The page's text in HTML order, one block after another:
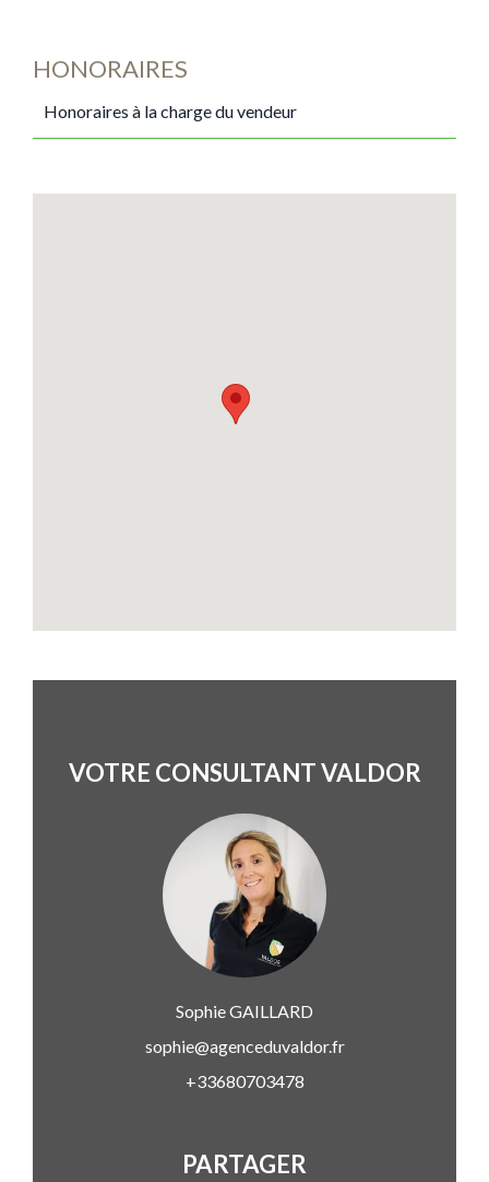
HONORAIRES
Honoraires à la charge du vendeur
VOTRE CONSULTANT VALDOR
SophieGAILLARD
sophie@agenceduvaldor.fr
+33680703478
PARTAGER